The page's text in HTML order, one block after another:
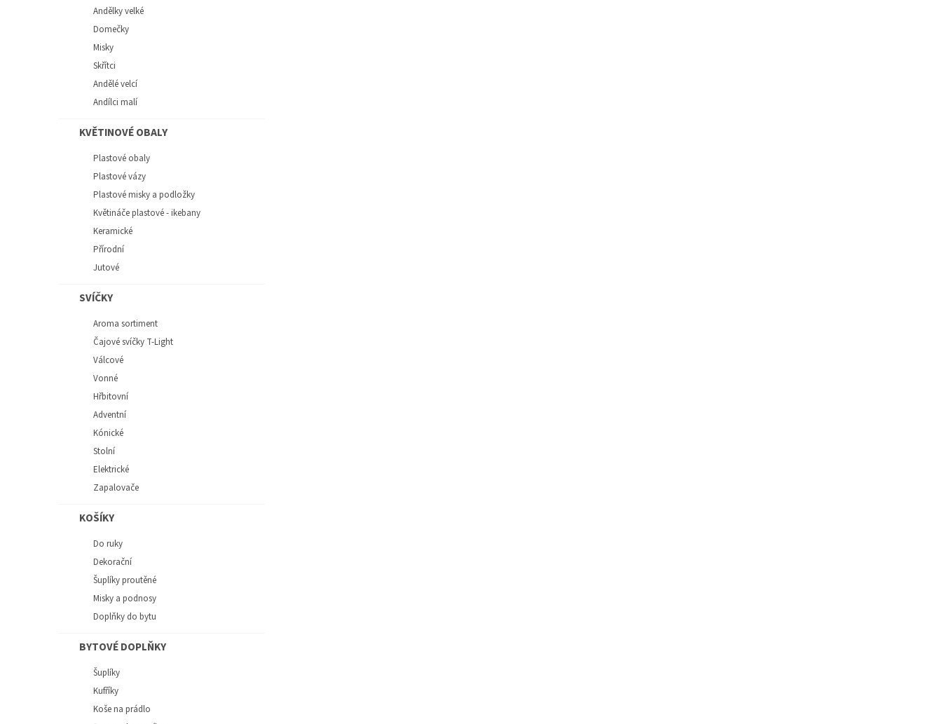
Andělky velké
Domečky
Misky
Skřítci
Andělé velcí
Andílci malí
KVĚTINOVÉ OBALY
Plastové obaly
Plastové vázy
Plastové misky a podložky
Květináče plastové - ikebany
Keramické
Přírodní
Jutové
SVÍČKY
Aroma sortiment
Čajové svíčky T-Light
Válcové
Vonné
Hřbitovní
Adventní
Kónické
Stolní
Elektrické
Zapalovače
KOŠÍKY
Do ruky
Dekorační
Šuplíky proutěné
Misky a podnosy
Doplňky do bytu
BYTOVÉ DOPLŇKY
Šuplíky
Kufříky
Koše na prádlo